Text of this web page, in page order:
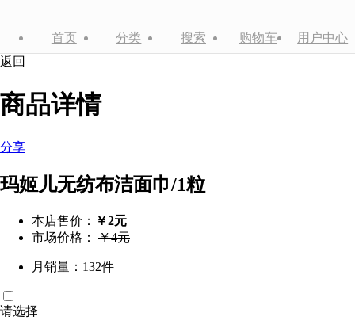
首页 分类 搜索 购物车
用户中心
返回
商品详情
分享
玛姬儿无纺布洁面巾/1粒
本店售价： ￥2元
市场价格： ￥4元
月销量：132件
请选择